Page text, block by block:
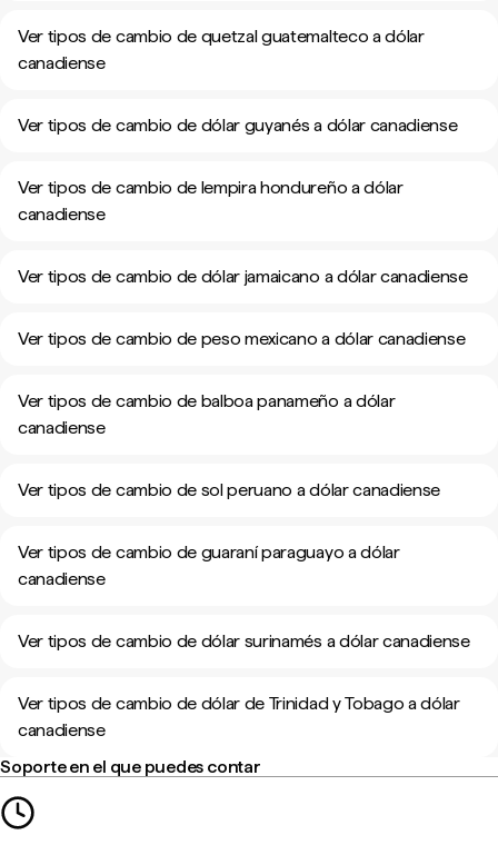
Ver tipos de cambio de quetzal guatemalteco a dólar
canadiense
Ver tipos de cambio de dólar guyanés a dólar canadiense
Ver tipos de cambio de lempira hondureño a dólar
canadiense
Ver tipos de cambio de dólar jamaicano a dólar canadiense
Ver tipos de cambio de peso mexicano a dólar canadiense
Ver tipos de cambio de balboa panameño a dólar
canadiense
Ver tipos de cambio de sol peruano a dólar canadiense
Ver tipos de cambio de guaraní paraguayo a dólar
canadiense
Ver tipos de cambio de dólar surinamés a dólar canadiense
Ver tipos de cambio de dólar de Trinidad y Tobago a dólar
canadiense
Soporte en el que puedes contar